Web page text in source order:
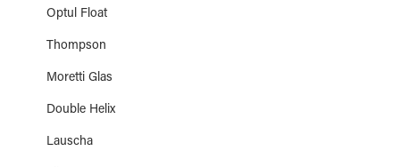
Optul Float
Thompson
Moretti Glas
Double Helix
Lauscha